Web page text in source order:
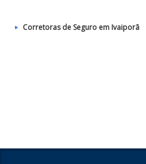
Corretoras de Seguro em Ivaiporã